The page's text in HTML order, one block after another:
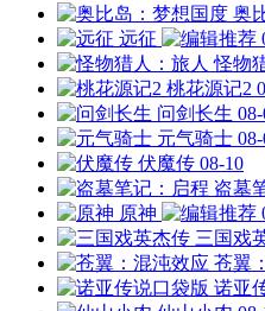
奥
远征
怪物
桃花源记2
问剑长生
元气骑士
伏魔传 08-10
盗墓
原神
三国戏
苍翼
诺亚